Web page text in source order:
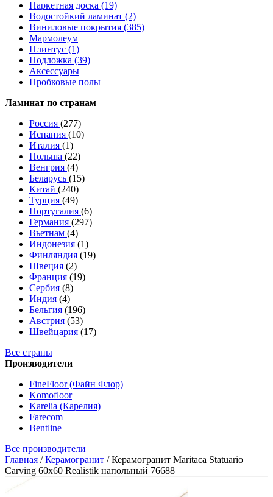
Паркетная доска (19)
Водостойкий ламинат (2)
Виниловые покрытия (385)
Мармолеум
Плинтус (1)
Подложка (39)
Аксессуары
Пробковые полы
Ламинат по странам
Россия (277)
Испания (10)
Италия (1)
Польша (22)
Венгрия (4)
Беларусь (15)
Китай (240)
Турция (49)
Португалия (6)
Германия (297)
Вьетнам (4)
Индонезия (1)
Финляндия (19)
Швеция (2)
Франция (19)
Сербия (8)
Индия (4)
Бельгия (196)
Австрия (53)
Швейцария (17)
Все страны
Производители
FineFloor (Файн Флор)
Komofloor
Karelia (Карелия)
Farecom
Bentline
Все производители
Главная /Керамогранит /Керамогранит Maritaca Statuario
Carving 60x60 Realistik напольный 76688